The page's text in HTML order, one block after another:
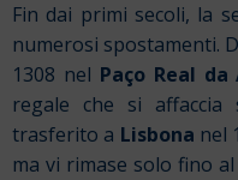
Fin dai primi secoli, la
numerosi spostamenti.
1308 nel Paço Real da
regale che si affaccia
trasferito a Lisbona nel
ma vi rimase solo fino